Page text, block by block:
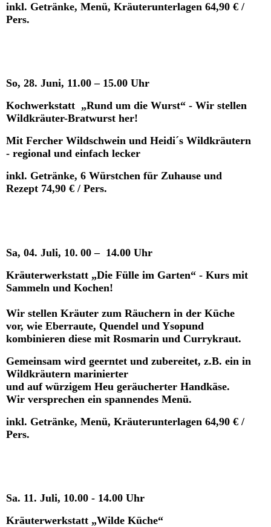
inkl. Getränke, Menü, Kräuterunterlagen 64,90 € /
Pers.
So, 28. Juni, 11.00 – 15.00 Uhr
Kochwerkstatt „Rund um die Wurst“ - Wir stellen
Wildkräuter-Bratwurst her!
Mit Fercher Wildschwein und Heidi´s Wildkräutern
- regional und einfach lecker
inkl. Getränke, 6 Würstchen für Zuhause und
Rezept 74,90 € / Pers.
Sa, 04. Juli, 10. 00 – 14.00 Uhr
Kräuterwerkstatt „Die Fülle im Garten“ - Kurs mit
Sammeln und Kochen!
Wir stellen Kräuter zum Räuchern in der Küche
vor, wie Eberraute, Quendel und Ysopund
kombinieren diese mit Rosmarin und Currykraut.
Gemeinsam wird geerntet und zubereitet, z.B. ein in
Wildkräutern marinierter
und auf würzigem Heu geräucherter Handkäse.
Wir versprechen ein spannendes Menü.
inkl. Getränke, Menü, Kräuterunterlagen 64,90 € /
Pers.
Sa. 11. Juli, 10.00 - 14.00 Uhr
Kräuterwerkstatt „Wilde Küche“